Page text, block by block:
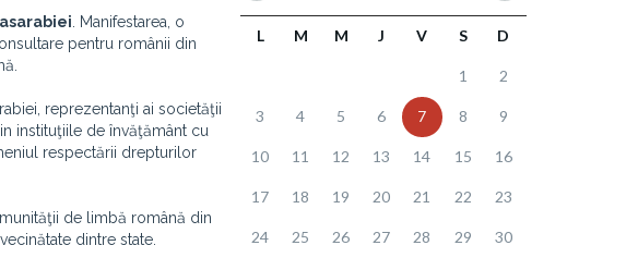
. Manifestarea, o
pentru românii din
reprezentanţi ai societăţii
instituţiile de învăţământ cu
respectării drepturilor
de limbă română din
dintre state.
L M M J V S D
1 2
3 4 5 6 7 8 9
10 11 12 13 14 15 16
17 18 19 20 21 22 23
24 25 26 27 28 29 30